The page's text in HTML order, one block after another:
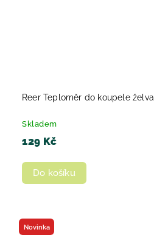
Reer Teploměr do koupele želva
Skladem
129 Kč
Do košíku
Novinka